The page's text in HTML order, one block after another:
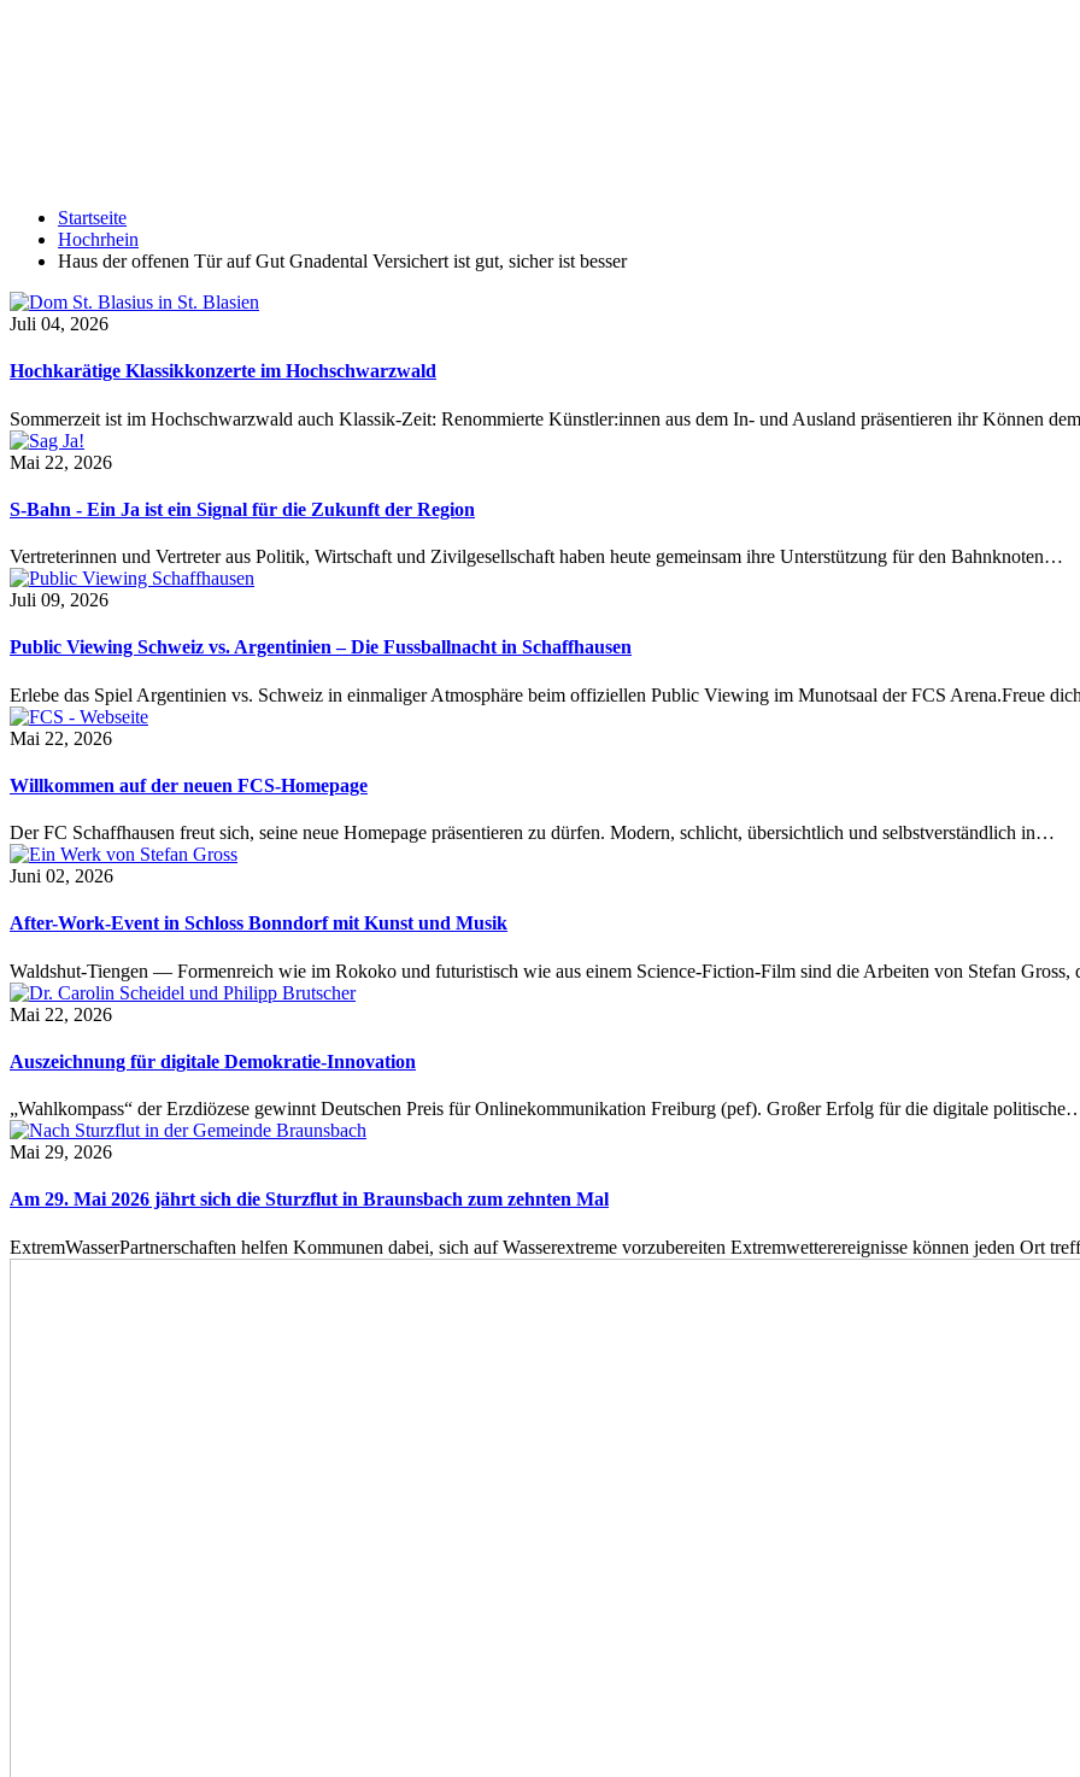
Startseite
Hochrhein
Haus der offenen Tür auf Gut Gnadental Versichert ist gut, sicher ist besser
Juli 04, 2026
Hochkarätige Klassikkonzerte im Hochschwarzwald
Sommerzeit ist im Hochschwarzwald auch Klassik-Zeit: Renommierte Künstler:innen aus dem In- und Ausland präsentieren ihr Können
Mai 22, 2026
S-Bahn - Ein Ja ist ein Signal für die Zukunft der Region
Vertreterinnen und Vertreter aus Politik, Wirtschaft und Zivilgesellschaft haben heute gemeinsam ihre Unterstützung für den Bahnknoten…
Juli 09, 2026
Public Viewing Schweiz vs. Argentinien – Die Fussballnacht in Schaffhausen
Erlebe das Spiel Argentinien vs. Schweiz in einmaliger Atmosphäre beim offiziellen Public Viewing im Munotsaal der FCS Arena.Freue
Mai 22, 2026
Willkommen auf der neuen FCS-Homepage
Der FC Schaffhausen freut sich, seine neue Homepage präsentieren zu dürfen. Modern, schlicht, übersichtlich und selbstverständlich in…
Juni 02, 2026
After-Work-Event in Schloss Bonndorf mit Kunst und Musik
Waldshut-Tiengen — Formenreich wie im Rokoko und futuristisch wie aus einem Science-Fiction-Film sind die Arbeiten von Stefan
Mai 22, 2026
Auszeichnung für digitale Demokratie-Innovation
„Wahlkompass“ der Erzdiözese gewinnt Deutschen Preis für Onlinekommunikation Freiburg (pef). Großer Erfolg für die digitale
Mai 29, 2026
Am 29. Mai 2026 jährt sich die Sturzflut in Braunsbach zum zehnten Mal
ExtremWasserPartnerschaften helfen Kommunen dabei, sich auf Wasserextreme vorzubereiten Extremwetterereignisse können jeden Ort